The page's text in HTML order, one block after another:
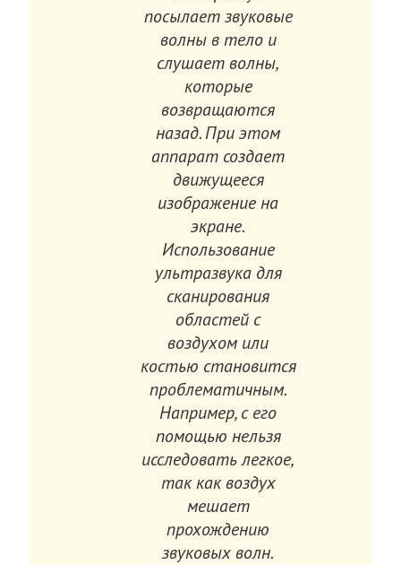
посылает звуковые
волны в тело и
слушает волны,
которые
возвращаются
назад. При этом
аппарат создает
движущееся
изображение на
экране.
Использование
ультразвука для
сканирования
областей с
воздухом или
костью становится
проблематичным.
Например, с его
помощью нельзя
исследовать легкое,
так как воздух
мешает
прохождению
звуковых волн.